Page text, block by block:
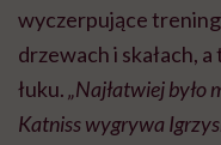
wyczerpujące
drzewach i skałach,
łuku.„Najłatwiej było
Katniss wygrywa